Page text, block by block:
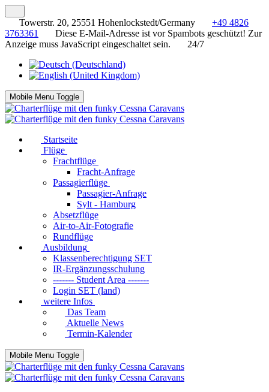
Towerstr. 20, 25551 Hohenlockstedt/Germany
+49 4826
3763361
Diese E-Mail-Adresse ist vor Spambots geschützt! Zur
Anzeige muss JavaScript eingeschaltet sein.
24/7
Mobile Menu Toggle
Startseite
Flüge
Frachtflüge
Fracht-Anfrage
Passagierflüge
Passagier-Anfrage
Sylt - Hamburg
Absetzflüge
Air-to-Air-Fotografie
Rundflüge
Ausbildung
Klassenberechtigung SET
IR-Ergänzungsschulung
------- Student Area -------
Login SET (land)
weitere Infos
Das Team
Aktuelle News
Termin-Kalender
Mobile Menu Toggle